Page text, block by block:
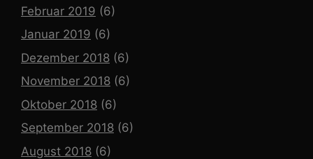
Februar 2019 (6)
Januar 2019 (6)
Dezember 2018 (6)
November 2018 (6)
Oktober 2018 (6)
September 2018 (6)
August 2018 (6)